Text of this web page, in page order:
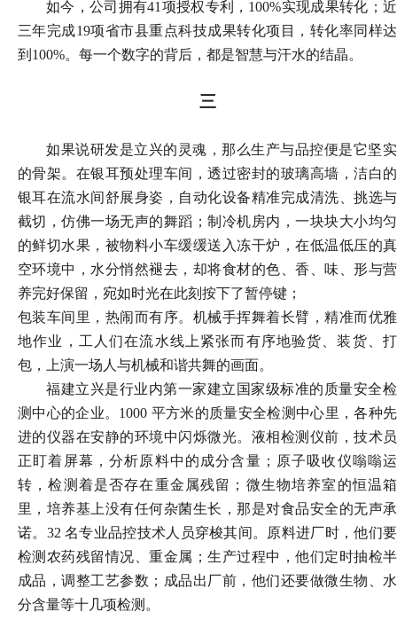
如今，公司拥有41项授权专利，100%实现成果转化；近
三年完成19项省市县重点科技成果转化项目，转化率同样达
到100%。每一个数字的背后，都是智慧与汗水的结晶。
三
如果说研发是立兴的灵魂，那么生产与品控便是它坚实
的骨架。在银耳预处理车间，透过密封的玻璃高墙，洁白的
银耳在流水间舒展身姿，自动化设备精准完成清洗、挑选与
截切，仿佛一场无声的舞蹈；制冷机房内，一块块大小均匀
的鲜切水果，被物料小车缓缓送入冻干炉，在低温低压的真
空环境中，水分悄然褪去，却将食材的色、香、味、形与营
养完好保留，宛如时光在此刻按下了暂停键；
包装车间里，热闹而有序。机械手挥舞着长臂，精准而优雅
地作业，工人们在流水线上紧张而有序地验货、装货、打
包，上演一场人与机械和谐共舞的画面。
福建立兴是行业内第一家建立国家级标准的质量安全检
测中心的企业。 1000 平方米的质量安全检测中心里，各种先
进的仪器在安静的环境中闪烁微光。液相检测仪前，技术员
正盯着屏幕，分析原料中的成分含量；原子吸收仪嗡嗡运
转，检测着是否存在重金属残留；微生物培养室的恒温箱
里，培养基上没有任何杂菌生长，那是对食品安全的无声承
诺。32 名专业品控技术人员穿梭其间。原料进厂时，他们要
检测农药残留情况、重金属；生产过程中，他们定时抽检半
成品，调整工艺参数；成品出厂前，他们还要做微生物、水
分含量等十几项检测。